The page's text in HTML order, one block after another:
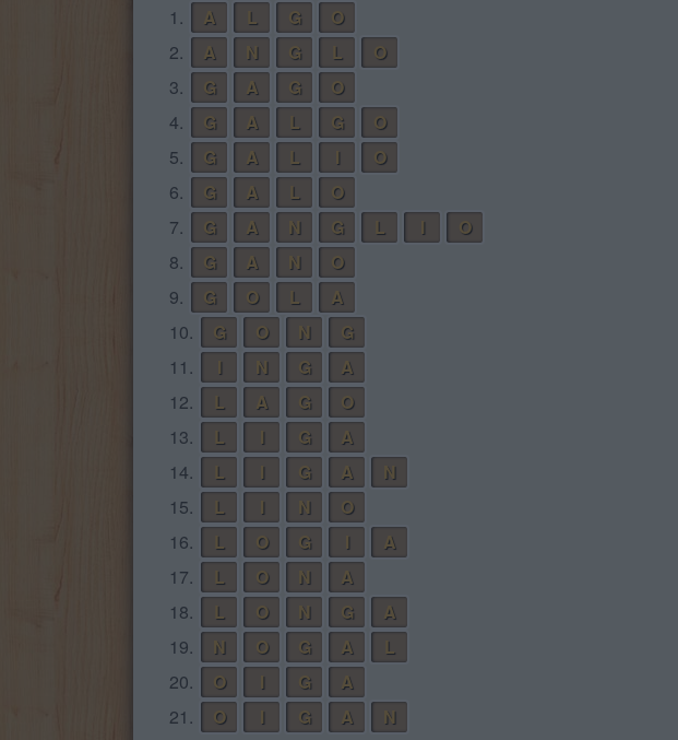
1.
A L G
O
2.
A N G L
O
3.
G A G
O
4.
G A L G
O
5.
G A L
O
6.
G A L
O
7.
G A N G L
O
8.
G A N
O
9.
G O L
A
10.
G O N
G
11.
N G
A
12.
L A G
O
13.
L G
A
14.
L G A
N
15.
L N
O
16.
L O G
A
17.
L O N
A
18.
L O N G
A
19.
N O G A
L
20.
O G
A
21.
O G A N